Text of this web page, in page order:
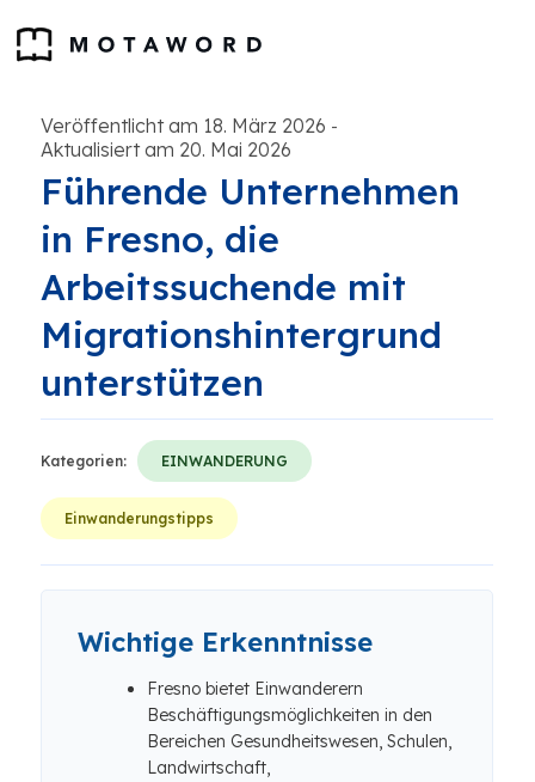
Veröffentlicht am 18. März 2026 -
Aktualisiert am 20. Mai 2026
Führende Unternehmen
in Fresno, die
Arbeitssuchende mit
Migrationshintergrund
unterstützen
Kategorien: EINWANDERUNG
Einwanderungstipps
Wichtige Erkenntnisse
Fresno bietet Einwanderern
Beschäftigungsmöglichkeiten in den
Bereichen Gesundheitswesen, Schulen,
Landwirtschaft,